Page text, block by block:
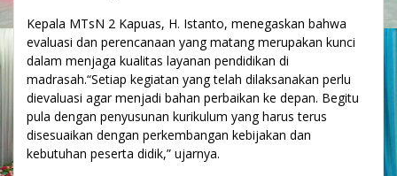
Kepala MTsN 2 Kapuas, H. Istanto, menegaskan bahwa
evaluasi dan perencanaan yang matang merupakan kunci
dalam menjaga kualitas layanan pendidikan di
madrasah.“Setiap kegiatan yang telah dilaksanakan perlu
dievaluasi agar menjadi bahan perbaikan ke depan. Begitu
pula dengan penyusunan kurikulum yang harus terus
disesuaikan dengan perkembangan kebijakan dan
kebutuhan peserta didik,” ujarnya.